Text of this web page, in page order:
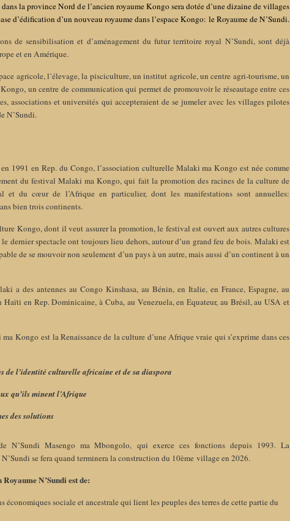
dans laprovince Nord de l’ancien royaume Kongo sera dotée d’une dizaine de villages
d’édification d’un nouveau royaume dans l’espace Kongo: le Royaume de N’Sundi.
de sensibilisation et d’aménagement du futur territoire royal N’Sundi, sont déjà
et en Amérique.
agricole, l’élevage, la pisciculture, un institut agricole, un centre agri-tourisme, un
un centre de communication qui permet de promouvoir le réseautage entre ces
associations et universités qui accepteraient de se jumeler avec les villages pilotes
N’Sundi.
1991 en Rep. du Congo, l’association culturelle Malaki ma Kongo est née comme
du festival Malaki ma Kongo, qui fait la promotion des racines de la culture de
et du cœur de l’Afrique en particulier, dont les manifestations sont annuelles:
bien trois continents.
Kongo, dont il veut assurer la promotion, le festival est ouvert aux autres cultures
dernier spectacle ont toujours lieu dehors, autour d’un grand feu de bois. Malaki est
de se mouvoir non seulement d’un pays à un autre, mais aussi d’un continent à un
a des antennes au Congo Kinshasa, au Bénin, en Italie, en France, Espagne, au
Haïti en Rep. Dominicaine, à Cuba, au Venezuela, en Equateur, au Brésil, au USA et
Kongo est la Renaissance de la culture d’une Afrique vraie qui s’exprime dans ces
de l’identité culturelle africaine et de sa diaspora
qu’ils minent l’Afrique
des solutions
N’Sundi Masengo ma Mbongolo, qui exerce ces fonctions depuis 1993. La
se fera quand terminera la construction du 10ème village en 2026.
N’Sundi est de:
économiques sociale et ancestrale qui lient les peuples des terres de cette partie du